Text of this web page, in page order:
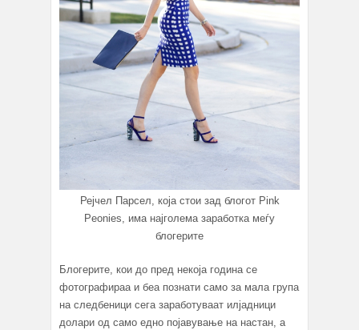
Рејчел Парсел, која стои зад блогот Pink
Peonies, има најголема заработка меѓу
блогерите
Блогерите, кои до пред некоја година се
фотографираа и беа познати само за мала група
на следбеници сега заработуваат илјадници
долари од само едно појавување на настан, а